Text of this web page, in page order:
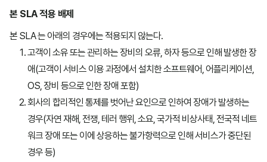
본 SLA적용 배제
본 SLA 는 아래의 경우에는 적용되지 않는다.
고객이 소유 또는 관리하는 장비의 오류, 하자 등으로 인해 발생한 장
애(고객이 서비스 이용 과정에서 설치한 소프트웨어, 어플리케이션,
OS, 장비 등으로 인한 장애 포함)
회사의 합리적인 통제를 벗어난 요인으로 인하여 장애가 발생하는
경우(자연 재해, 전쟁, 테러 행위, 소요, 국가적 비상사태, 전국적 네트
워크 장애 또는 이에 상응하는 불가항력으로 인해 서비스가 중단된
경우 등)